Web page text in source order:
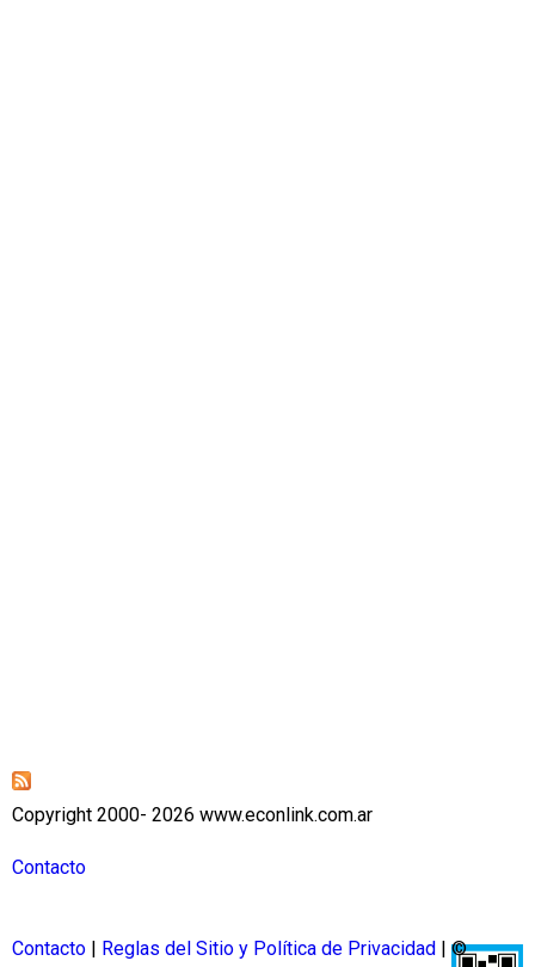
Copyright 2000- 2026 www.econlink.com.ar
Contacto
Contacto Reglas del Sitio y Política de Privacidad
| ©